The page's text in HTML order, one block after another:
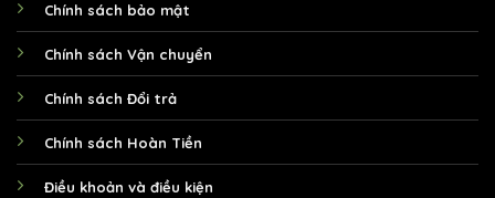
Chính sách bảo mật
Chính sách Vận chuyển
Chính sách Đổi trả
Chính sách Hoàn Tiền
Điều khoản và điều kiện